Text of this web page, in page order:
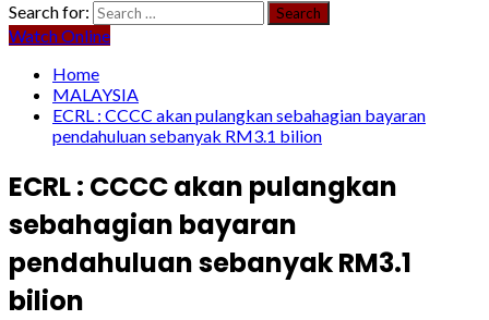
Search for:
Watch Online
Home
MALAYSIA
ECRL : CCCC akan pulangkan sebahagian bayaran
pendahuluan sebanyak RM3.1 bilion
ECRL : CCCC akan pulangkan
sebahagian bayaran
pendahuluan sebanyak RM3.1
bilion